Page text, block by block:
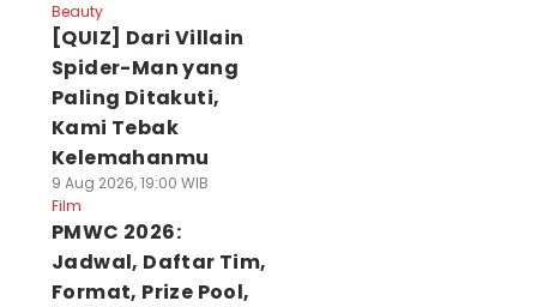
Beauty
[QUIZ] Dari Villain
Spider-Man yang
Paling Ditakuti,
Kami Tebak
Kelemahanmu
9 Aug 2026, 19:00 WIB
Film
PMWC 2026:
Jadwal, Daftar Tim,
Format, Prize Pool,